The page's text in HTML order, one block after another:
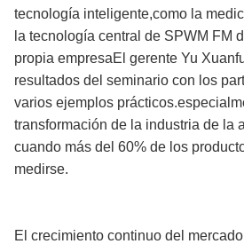
tecnología inteligente,como la
la tecnología central de SPWM FM
propia empresaEl gerente Yu
resultados del seminario con los
varios ejemplos
transformación de la industria de la
cuando más del 60% de los
medirse.
El crecimiento continuo del